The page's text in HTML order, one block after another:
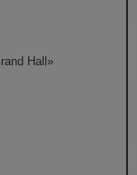
Hall»